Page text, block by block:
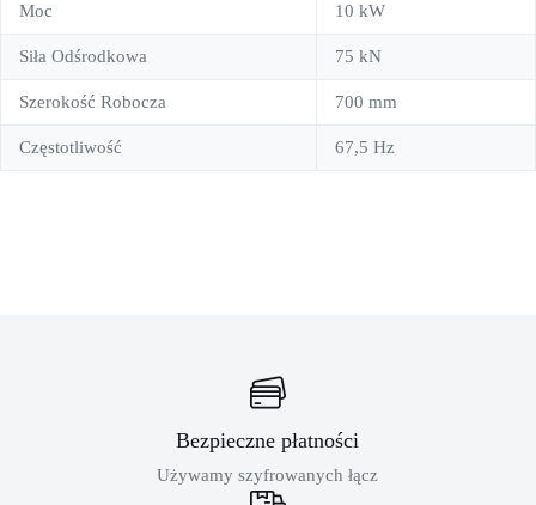
Moc 10 kW
Siła Odśrodkowa 75 kN
Szerokość Robocza 700 mm
Częstotliwość 67,5 Hz
Bezpieczne płatności
Używamy szyfrowanych łącz